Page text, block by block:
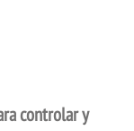
controlar y